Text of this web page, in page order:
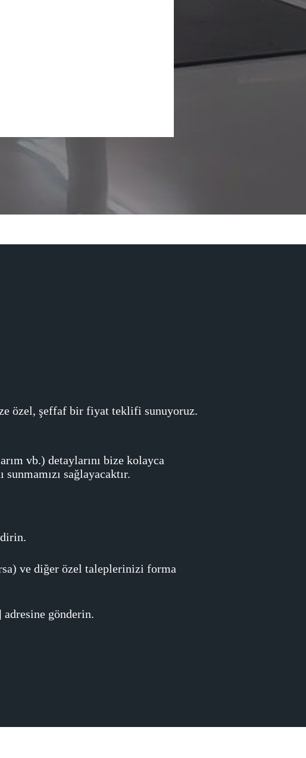
özel, şeffaf bir fiyat teklifi sunuyoruz.
vb.) detaylarını bize kolayca
sağlayacaktır.
ve diğer özel taleplerinizi forma
gönderin.